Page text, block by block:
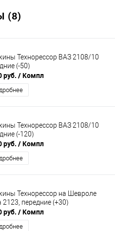
(8)
Технорессор ВАЗ 2108/10
(-50)
руб. / Компл
Технорессор ВАЗ 2108/10
(-120)
руб. / Компл
Технорессор на Шевроле
2123, передние (+30)
руб. / Компл